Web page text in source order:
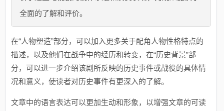
全面的了解和评价。
在“人物塑造”部分，可以加入更多关于配角人物性格特点的
描述，以及他们在战争中的经历和转变，在“历史背景”部
分，可以进一步介绍该剧所反映的历史事件或战役的具体情
况和意义，使读者对历史事件有更深入的了解。
文章中的语言表达可以更加生动和形象，以增强文章的可读